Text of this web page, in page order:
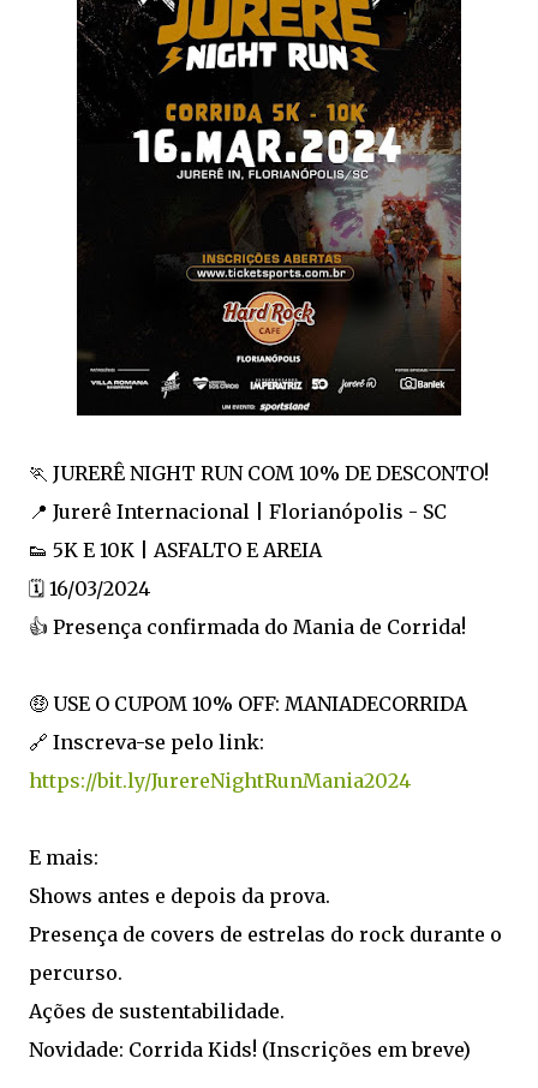
🏃 JURERÊ NIGHT RUN COM 10% DE DESCONTO!
📍 Jurerê Internacional | Florianópolis - SC
👟 5K E 10K | ASFALTO E AREIA
🗓️ 16/03/2024
👍 Presença confirmada do Mania de Corrida!
🤑 USE O CUPOM 10% OFF: MANIADECORRIDA
🔗 Inscreva-se pelo link:
https://bit.ly/JurereNightRunMania2024
E mais:
Shows antes e depois da prova.
Presença de covers de estrelas do rock durante o
percurso.
Ações de sustentabilidade.
Novidade: Corrida Kids! (Inscrições em breve)